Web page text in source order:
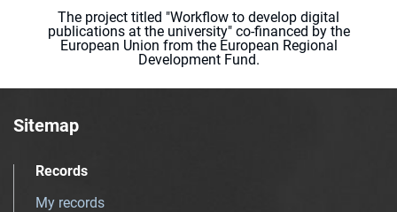
The project titled "Workflow to develop digital
publications at the university" co-financed by the
European Union from the European Regional
Development Fund.
Sitemap
Records
My records